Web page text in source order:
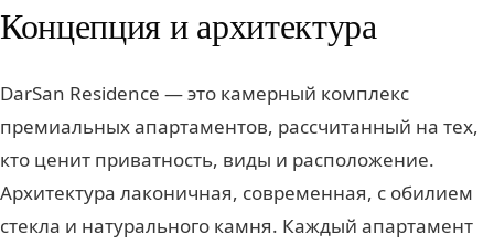
Концепция и архитектура
DarSan Residence — это камерный комплекс
премиальных апартаментов, рассчитанный на тех,
кто ценит приватность, виды и расположение.
Архитектура лаконичная, современная, с обилием
стекла и натурального камня. Каждый апартамент